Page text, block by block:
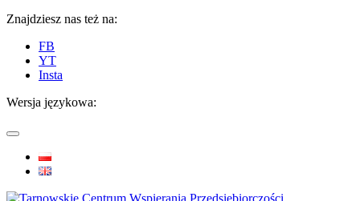
Znajdziesz nas też na:
FB
YT
Insta
Wersja językowa: